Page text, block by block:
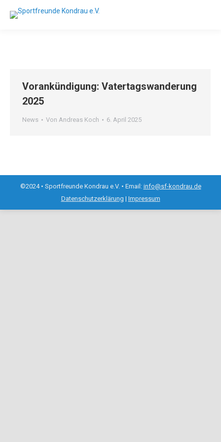
Vorankündigung: Vatertagswanderung
2025
News Von Andreas Koch 6. April 2025
©2024 • Sportfreunde Kondrau e.V. • Email: info@sf-kondrau.de
Datenschutzerklärung | Impressum